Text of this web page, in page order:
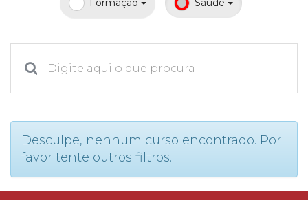
Calendário acadêmico
Internacionalização
UATI
Formação Saúde
Desculpe, nenhum curso encontrado. Por
favor tente outros filtros.